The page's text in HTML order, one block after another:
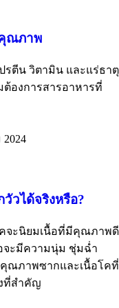
คุณภาพ
รตีน วิตามิน และแร่ธาตุ
องการสารอาหารที่
วได้จริงหรือ?
จะนิยมเนื้อที่มีคุณภาพดี
จะมีความนุ่ม ชุ่มฉ่ำ
ณภาพซากและเนื้อโคที่
ที่สำคัญ